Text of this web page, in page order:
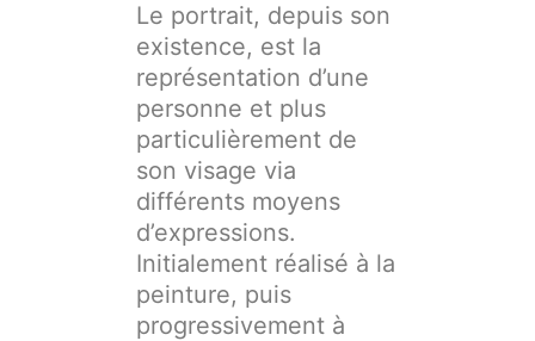
Le portrait, depuis son
existence, est la
représentation d’une
personne et plus
particulièrement de
son visage via
différents moyens
d’expressions.
Initialement réalisé à la
peinture, puis
progressivement à